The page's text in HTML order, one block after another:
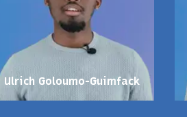
Ulrich Goloumo-Guimfack